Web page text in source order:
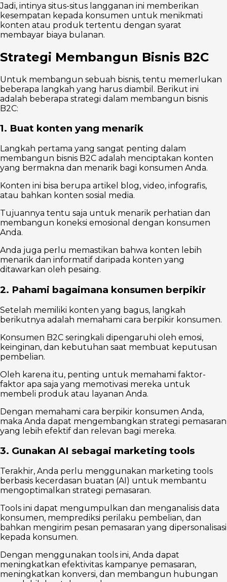
Jadi, intinya situs-situs langganan ini memberikan
kesempatan kepada konsumen untuk menikmati
konten atau produk tertentu dengan syarat
membayar biaya bulanan.
Strategi Membangun Bisnis B2C
Untuk membangun sebuah bisnis, tentu memerlukan
beberapa langkah yang harus diambil. Berikut ini
adalah beberapa strategi dalam membangun bisnis
B2C:
1. Buat konten yang menarik
Langkah pertama yang sangat penting dalam
membangun bisnis B2C adalah menciptakan konten
yang bermakna dan menarik bagi konsumen Anda.
Konten ini bisa berupa artikel blog, video, infografis,
atau bahkan konten sosial media.
Tujuannya tentu saja untuk menarik perhatian dan
membangun koneksi emosional dengan konsumen
Anda.
Anda juga perlu memastikan bahwa konten lebih
menarik dan informatif daripada konten yang
ditawarkan oleh pesaing.
2. Pahami bagaimana konsumen berpikir
Setelah memiliki konten yang bagus, langkah
berikutnya adalah memahami cara berpikir konsumen.
Konsumen B2C seringkali dipengaruhi oleh emosi,
keinginan, dan kebutuhan saat membuat keputusan
pembelian.
Oleh karena itu, penting untuk memahami faktor-
faktor apa saja yang memotivasi mereka untuk
membeli produk atau layanan Anda.
Dengan memahami cara berpikir konsumen Anda,
maka Anda dapat mengembangkan strategi pemasaran
yang lebih efektif dan relevan bagi mereka.
3. Gunakan AI sebagai marketing tools
Terakhir, Anda perlu menggunakan marketing tools
berbasis kecerdasan buatan (AI) untuk membantu
mengoptimalkan strategi pemasaran.
Tools ini dapat mengumpulkan dan menganalisis data
konsumen, memprediksi perilaku pembelian, dan
bahkan mengirim pesan pemasaran yang dipersonalisasi
kepada konsumen.
Dengan menggunakan tools ini, Anda dapat
meningkatkan efektivitas kampanye pemasaran,
meningkatkan konversi, dan membangun hubungan